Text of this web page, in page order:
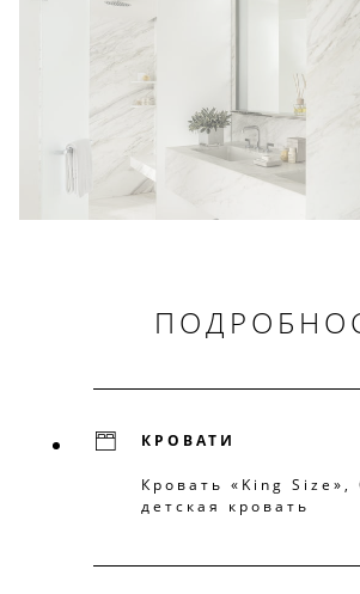
КРОВАТИ
Кровать «King Size»,
детская кровать